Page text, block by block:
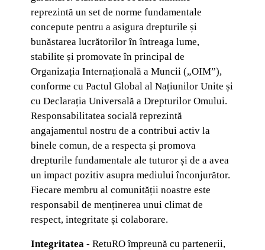
reprezintă un set de norme fundamentale
concepute pentru a asigura drepturile și
bunăstarea lucrătorilor în întreaga lume,
stabilite și promovate în principal de
Organizația Internațională a Muncii („OIM”),
conforme cu Pactul Global al Națiunilor Unite și
cu Declarația Universală a Drepturilor Omului.
Responsabilitatea socială reprezintă
angajamentul nostru de a contribui activ la
binele comun, de a respecta și promova
drepturile fundamentale ale tuturor și de a avea
un impact pozitiv asupra mediului înconjurător.
Fiecare membru al comunității noastre este
responsabil de menținerea unui climat de
respect, integritate și colaborare.
Integritatea - RetuRO împreună cu partenerii,